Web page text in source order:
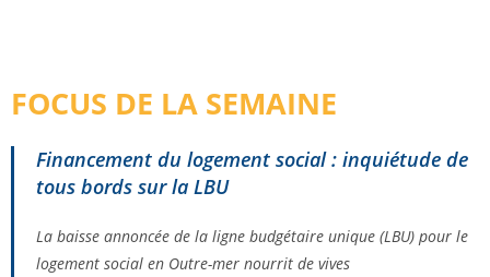
FOCUS DE LA SEMAINE
Financement du logement social : inquiétude de
tous bords sur la LBU
La baisse annoncée de la ligne budgétaire unique (LBU) pour le
logement social en Outre-mer nourrit de vives